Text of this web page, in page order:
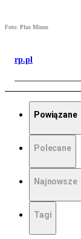
Foto: Plus Minus
rp.pl
Powiązane
Polecane
Najnowsze
Tagi